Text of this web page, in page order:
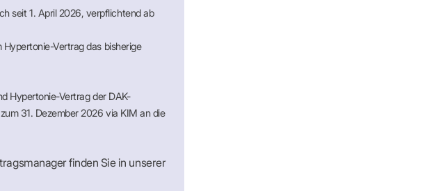
seit 1. April 2026, verpflichtend ab
Hypertonie-Vertrag das bisherige
Hypertonie-Vertrag der DAK-
31. Dezember 2026 via KIM an die
finden Sie in unserer